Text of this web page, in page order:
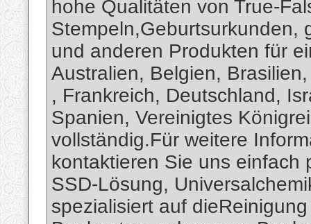
hohe Qualitäten von True-
Stempeln,Geburtsurkunden,
und anderen Produkten für
Australien, Belgien,
, Frankreich, Deutschland,
Spanien, Vereinigtes
vollständig.Für weitere
kontaktieren Sie uns einfach
SSD-Lösung,
spezialisiert auf